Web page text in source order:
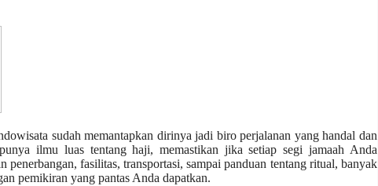
sudah memantapkan dirinya jadi biro perjalanan yang handal dan
ilmu luas tentang haji, memastikan jika setiap segi jamaah Anda
fasilitas, transportasi, sampai panduan tentang ritual, banyak
pemikiran yang pantas Anda dapatkan.